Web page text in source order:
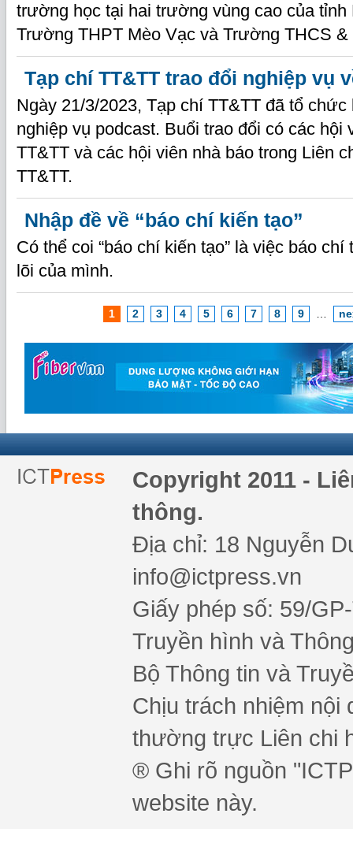
trường học tại hai trường vùng cao của tỉnh
Trường THPT Mèo Vạc và Trường THCS &
Tạp chí TT&TT trao đổi nghiệp vụ
Ngày 21/3/2023, Tạp chí TT&TT đã tổ
nghiệp vụ podcast. Buổi trao đổi có các hội
TT&TT và các hội viên nhà báo trong Liên
TT&TT.
Nhập đề về “báo chí kiến tạo”
Có thể coi “báo chí kiến tạo” là việc báo
lõi của mình.
1 2 3 4 5 6 7 8 9
Copyright 2011 -
thông.
Địa chỉ: 18 Nguyễn
info@ictpress.vn
Giấy phép số: 59/
Truyền hình và
Bộ Thông tin và
Chịu trách nhiệm nội
thường trực Liên chi
® Ghi rõ nguồn
website này.